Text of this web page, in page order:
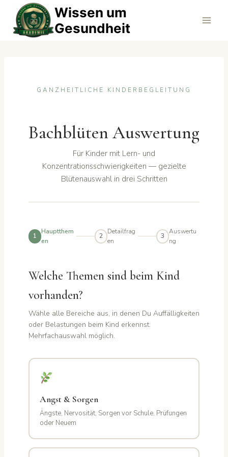
Inhalt
springen
Wissen um
Gesundheit
GANZHEITLICHE KINDERBEGLEITUNG
Bachblüten Auswertung
Für Kinder mit Lern- und
Konzentrationsschwierigkeiten — gezielte
Blütenauswahl in drei Schritten
1
Hauptthem
en
2
Detailfrag
en
3
Auswertu
ng
Welche Themen sind beim Kind
vorhanden?
Wähle alle Bereiche aus, in denen Du Auffälligkeiten
oder Belastungen beim Kind erkennst.
Mehrfachauswahl möglich.
Angst & Sorgen
Ängste, Nervosität, Sorgen vor Schule, Prüfungen
oder Neuem